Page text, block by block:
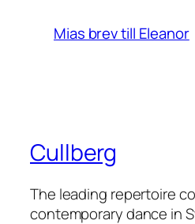
Mias brev till Eleanor
Cullberg
The leading repertoire
contemporary dance in